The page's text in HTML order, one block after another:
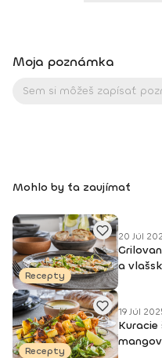
Moja poznámka
Mohlo by ťa zaujímať
Recepty
20 Júl
a
Recepty
19 Júl